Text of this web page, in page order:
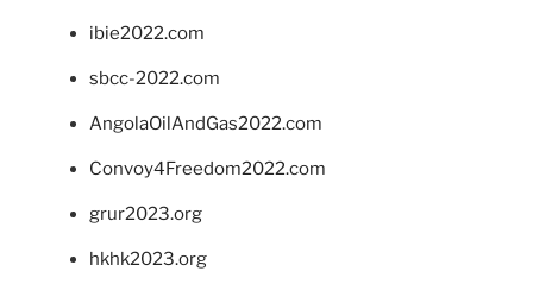
ibie2022.com
sbcc-2022.com
AngolaOilAndGas2022.com
Convoy4Freedom2022.com
grur2023.org
hkhk2023.org